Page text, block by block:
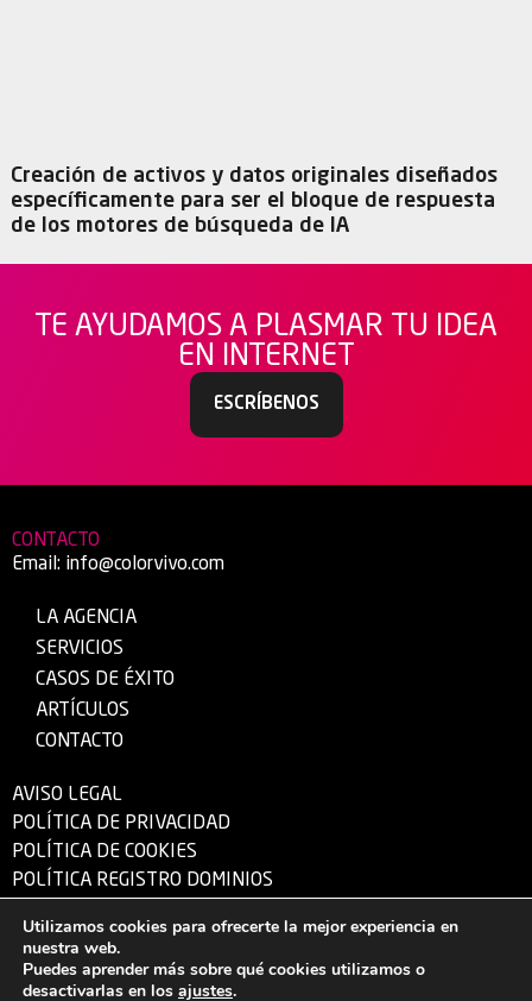
Creación de activos y datos originales diseñados
específicamente para ser el bloque de respuesta
de los motores de búsqueda de IA
TE AYUDAMOS A PLASMAR TU IDEA
EN INTERNET
ESCRÍBENOS
CONTACTO
Email: info@colorvivo.com
LA AGENCIA
SERVICIOS
CASOS DE ÉXITO
ARTÍCULOS
CONTACTO
AVISO LEGAL
POLÍTICA DE PRIVACIDAD
POLÍTICA DE COOKIES
POLÍTICA REGISTRO DOMINIOS
© 1995 – 2026 Color Vivo Internet S.L.U. – CIF: B-13340724 – Hecho con ❤
desde Herencia (Ciudad Real).
Utilizamos cookies para ofrecerte la mejor experiencia en
nuestra web.
Puedes aprender más sobre qué cookies utilizamos o
desactivarlas en los ajustes.